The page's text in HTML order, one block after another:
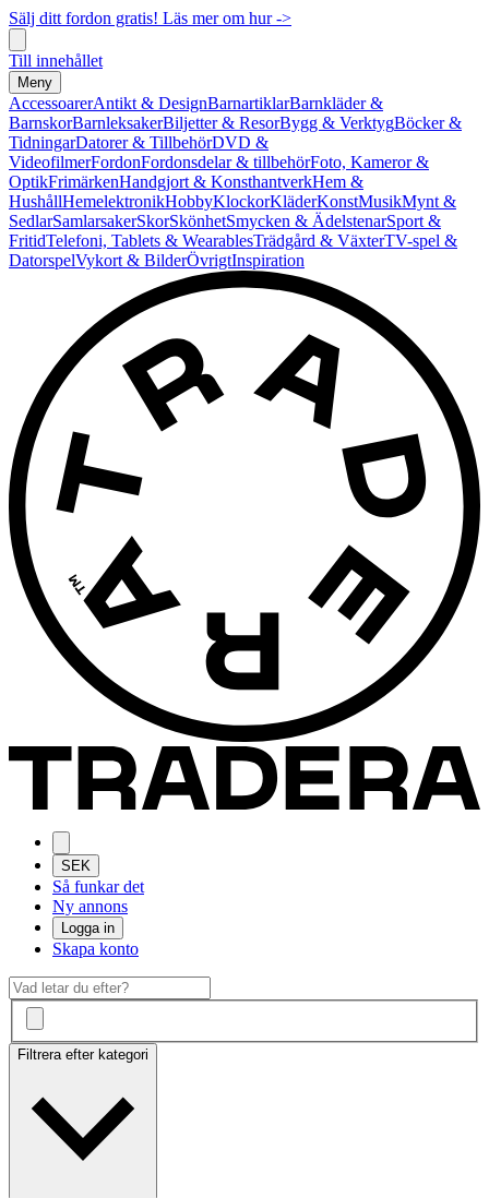
Sälj ditt fordon gratis! Läs mer om hur ->
Till innehållet
Meny
AccessoarerAntikt & DesignBarnartiklarBarnkläder &
BarnskorBarnleksakerBiljetter & ResorBygg & VerktygBöcker &
TidningarDatorer & TillbehörDVD &
VideofilmerFordonFordonsdelar & tillbehörFoto, Kameror &
OptikFrimärkenHandgjort & KonsthantverkHem &
HushållHemelektronikHobbyKlockorKläderKonstMusikMynt &
SedlarSamlarsakerSkorSkönhetSmycken & ÄdelstenarSport &
FritidTelefoni, Tablets & WearablesTrädgård & VäxterTV-spel &
DatorspelVykort & BilderÖvrigtInspiration
SEK
Så funkar det
Ny annons
Logga in
Skapa konto
Filtrera efter kategori